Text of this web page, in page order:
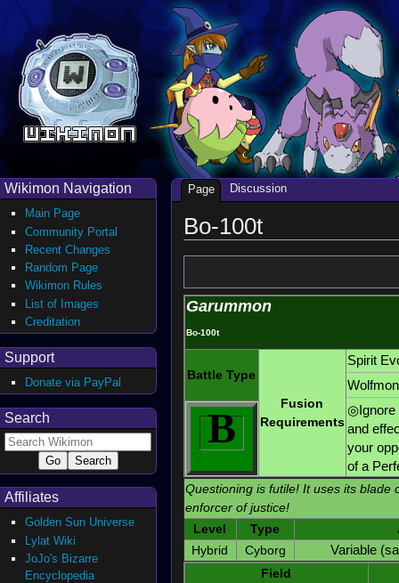
Bo-100t
Garummon
Bo-100t
Battle Type
Fusion
Requirements
Spirit
Wolfmon
◎Ignore
and
your
of a
B
Questioning is futile! It uses its blade
enforcer of justice!
Level
Type
Hybrid
Cyborg
Variable
Field
Page Discussion
Wikimon Navigation
Main Page
Community Portal
Recent Changes
Random Page
Wikimon Rules
List of Images
Creditation
Support
Donate via PayPal
Search
Affiliates
Golden Sun Universe
Lylat Wiki
JoJo's Bizarre
Encyclopedia